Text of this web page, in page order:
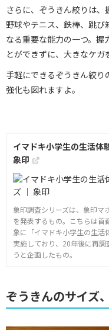
さらに、ぞうきん絞りは、
野球やテニス、鉄棒、跳び
なる重要な能力の一つ。握
とができずに、大きなケガ
手軽にできるぞうきん絞
強化も図れますよ。
イマドキ小学生の生活体
象印
象印調査シリーズは、象印マ
を発表するもの。こちらは首
象に「イマドキ小学生の生
実施しており、20年後に再
うと企画したもの。
ぞうきんのサイズ